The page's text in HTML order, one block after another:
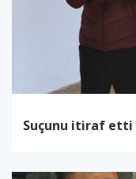
Suçunu itiraf etti